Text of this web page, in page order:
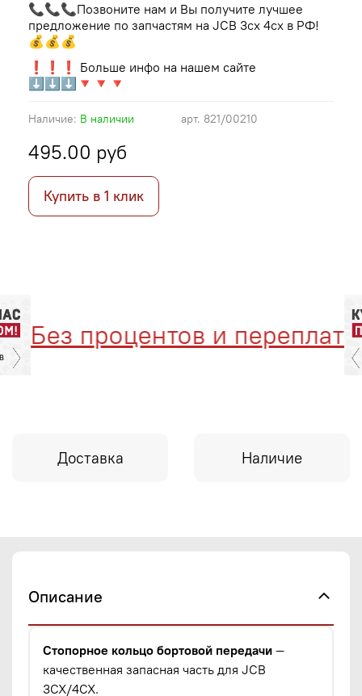
арт. 821/00210
Наличие: В наличии
495.00 руб
Купить в 1 клик
📞📞📞Позвоните нам и Вы получите лучшее
предложение по запчастям на JCB 3cx 4cx в РФ!
💰💰💰
❗❗❗ Больше инфо на нашем сайте
⬇⬇⬇🔻🔻🔻
Без процентов и переплат
Доставка Наличие
Описание
Стопорное кольцо бортовой передачи —
качественная запасная часть для JCB
3CX/4CX.